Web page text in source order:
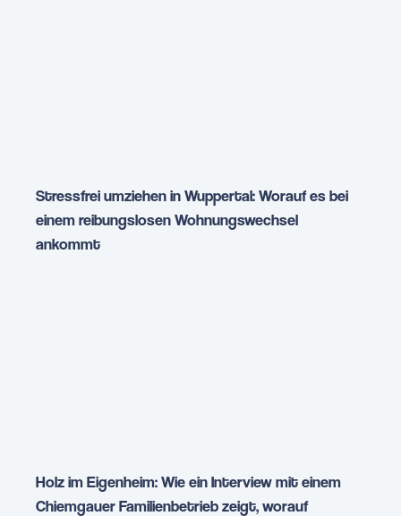
Stressfrei umziehen in Wuppertal: Worauf es bei
einem reibungslosen Wohnungswechsel
ankommt
Holz im Eigenheim: Wie ein Interview mit einem
Chiemgauer Familienbetrieb zeigt, worauf